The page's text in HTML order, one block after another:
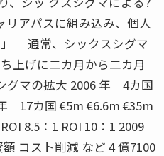
アパスに組み込み、個人
」 通常、シックスシグマ
上げに二カ月から二カ月
マの拡大 2006 年 4カ国
17カ国 €5m €6.6m €35m
8.5：1 ROI 10：1 2009
コスト削減 など 4 億7100